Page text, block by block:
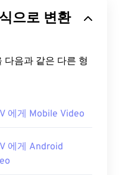
으로 변환
에게 Mobile Video
에게 Android